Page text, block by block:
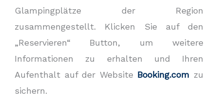
Glampingplätze der Region
zusammengestellt. Klicken Sie auf den
„Reservieren“ Button, um weitere
Informationen zu erhalten und Ihren
Aufenthalt auf der Website Booking.com zu
sichern.